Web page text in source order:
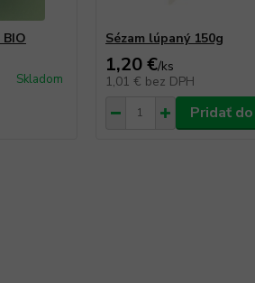
Skladom
Sézam lúpaný 150g
1,20 €/ks
1,01 € bez DPH
Pridať